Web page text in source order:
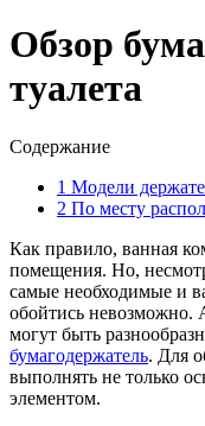
Обзор
туалета
Содержание
1 Модели
2 По месту
Как правило, ванная
помещения. Но,
самые необходимые и
обойтись невозможно.
могут быть
бумагодержатель. Для
выполнять не только
элементом.